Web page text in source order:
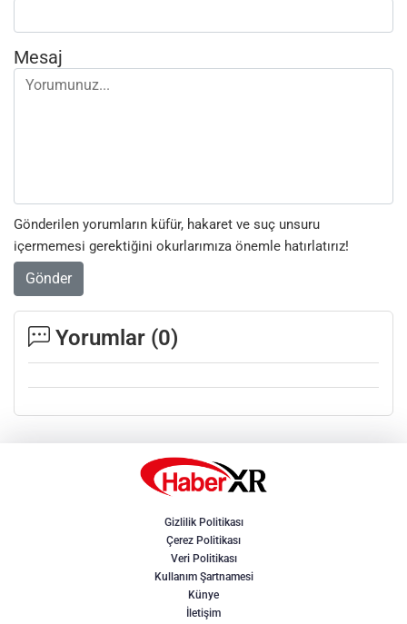
Mesaj
Gönderilen yorumların küfür, hakaret ve suç unsuru
içermemesi gerektiğini okurlarımıza önemle hatırlatırız!
Gönder
Yorumlar (0)
Gizlilik Politikası
Çerez Politikası
Veri Politikası
Kullanım Şartnamesi
Künye
İletişim